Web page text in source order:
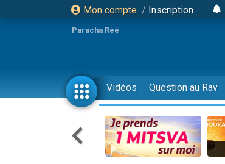
Mon compte / Inscription
Paracha Réé
Vidéos Question au Rav